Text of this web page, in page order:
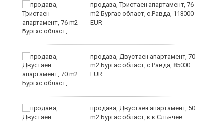
продава, Тристаен апартамент, 76
m2 Бургас област, с.Равда, 113000
EUR
продава, Двустаен апартамент, 70
m2 Бургас област, с.Равда, 85000
EUR
продава, Двустаен апартамент, 50
m2 Бургас област, к.к.Слънчев